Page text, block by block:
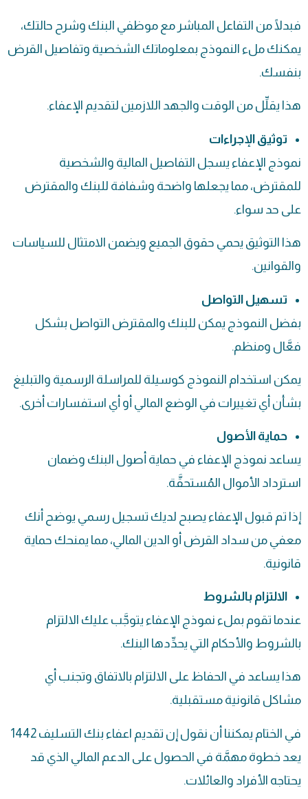
فبدلًا من التفاعل المباشر مع موظفي البنك وشرح حالتك،
يمكنك ملء النموذج بمعلوماتك الشخصية وتفاصيل القرض
بنفسك.
هذا يقلِّل من الوقت والجهد اللازمين لتقديم الإعفاء.
توثيق الإجراءات
نموذج الإعفاء يسجل التفاصيل المالية والشخصية
للمقترض، مما يجعلها واضحة وشفافة للبنك والمقترض
على حد سواء.
هذا التوثيق يحمي حقوق الجميع ويضمن الامتثال للسياسات
والقوانين.
تسهيل التواصل
بفضل النموذج يمكن للبنك والمقترض التواصل بشكل
فعَّال ومنظم.
يمكن استخدام النموذج كوسيلة للمراسلة الرسمية والتبليغ
بشأن أي تغييرات في الوضع المالي أو أي استفسارات أخرى.
حماية الأصول
يساعد نموذج الإعفاء في حماية أصول البنك وضمان
استرداد الأموال المُستحقَّة.
إذا تم قبول الإعفاء يصبح لديك تسجيل رسمي يوضح أنك
معفي من سداد القرض أو الدين المالي، مما يمنحك حماية
قانونية.
الالتزام بالشروط
عندما تقوم بملء نموذج الإعفاء يتوجَّب عليك الالتزام
بالشروط والأحكام التي يحدِّدها البنك.
هذا يساعد في الحفاظ على الالتزام بالاتفاق وتجنب أي
مشاكل قانونية مستقبلية.
في الختام يمكننا أن نقول إن تقديم اعفاء بنك التسليف 1442
يعد خطوة مهمَّة في الحصول على الدعم المالي الذي قد
يحتاجه الأفراد والعائلات.